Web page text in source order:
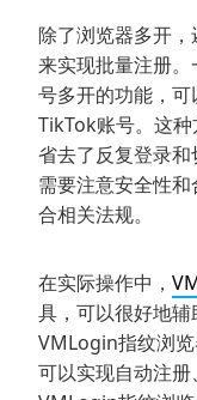
除了浏览器多开
来实现批量注册
号多开的功能，
TikTok账号。这种
省去了反复登录
需要注意安全性
合相关法规。
在实际操作中，
具，可以很好地辅
VMLogin指纹浏览
可以实现自动注